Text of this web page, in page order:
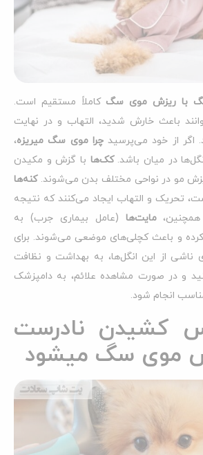
با ریزش موی سگ کاملاً مستقیم است.
باعث خارش شدید، التهاب و در نهایت
اگر از خود می‌پرسیدچرا موی سگ میریزه،
در میان باشد.کک‌ها با گزش و مکیدن
مو در نواحی مختلف بدن می‌شوند.کنه‌ها
تحریک و التهاب ایجاد می‌کنند که نتیجه
مایت‌ها (عامل بیماری جرب) به
و باعث کچلی‌های موضعی می‌شوند. برای
ناشی از این انگل‌ها، به بهداشت و نظافت
و در صورت مشاهده علائم، به دامپزشک
انجام شود.
کشیدن نادرست
موی سگ میشود